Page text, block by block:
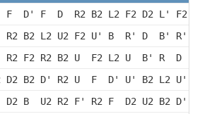
F  D' F  D  R2 B2 L2 F2 D2 L' F2
R2 B2 L2 U2 F2 U' B  R' D  B'
R2 F2 R2 B2 U  F2 L2 U  B' R  D
D2 B2 D' R2 U  F  D' U' B2 L2 U'
D2 B  U2 R2 F' R2 F  D2 U2 B2